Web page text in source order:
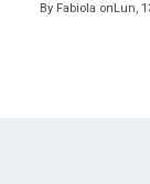
By Fabiola on Lun,